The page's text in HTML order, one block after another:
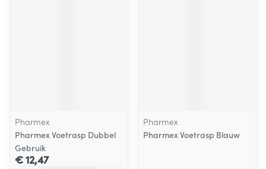
Pharmex
Pharmex Voetrasp Dubbel
Gebruik
€ 12,47
Pharmex
Pharmex Voetrasp Blauw